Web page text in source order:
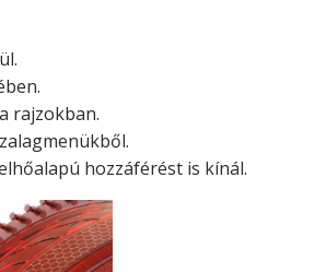
rajzokban.
hozzáférést is kínál.